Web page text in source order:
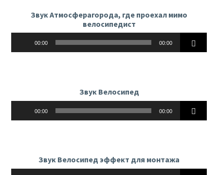
Звук Атмосферагорода, где проехал мимо
велосипедист
00:00 00:00
Звук Велосипед
00:00 00:00
Звук Велосипед эффект для монтажа